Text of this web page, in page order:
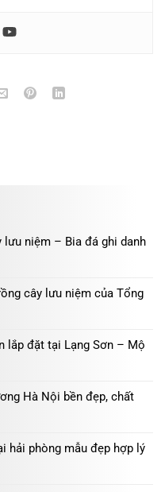
lưu niệm – Bia đá ghi danh
cây lưu niệm của Tổng
lắp đặt tại Lạng Sơn – Mộ
Hà Nội bền đẹp, chất
hải phòng mẫu đẹp hợp lý